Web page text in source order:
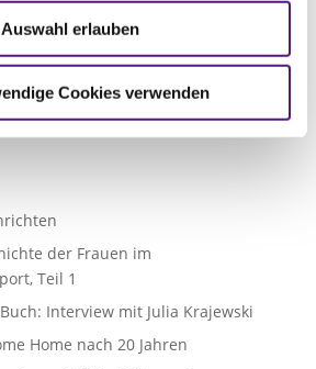
Auswahl erlauben
Cookies verwenden
der Frauen im
Teil 1
Interview mit Julia Krajewski
Home nach 20 Jahren